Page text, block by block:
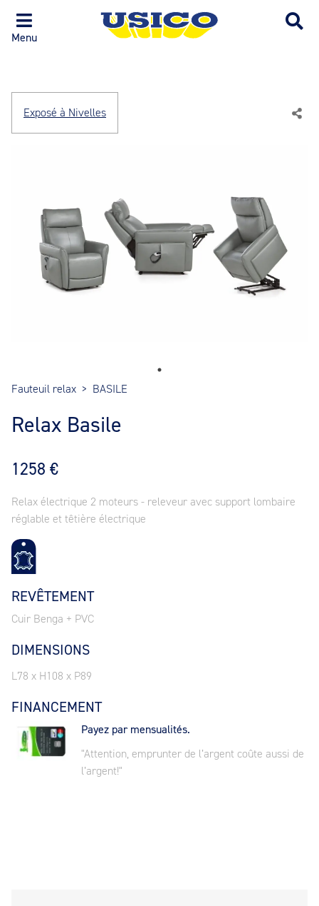
Menu
Exposé à Nivelles
Fauteuil relax > BASILE
Relax Basile
1258 €
Relax électrique 2 moteurs - releveur avec support lombaire
réglable et têtière électrique
REVÊTEMENT
Cuir Benga + PVC
DIMENSIONS
L78 x H108 x P89
FINANCEMENT
Payez par mensualités.
"Attention, emprunter de l’argent coûte aussi de
l’argent!"